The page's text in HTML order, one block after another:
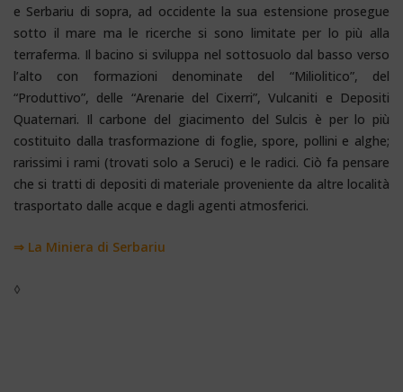
e Serbariu di sopra, ad occidente la sua estensione prosegue
sotto il mare ma le ricerche si sono limitate per lo più alla
terraferma. Il bacino si sviluppa nel sottosuolo dal basso verso
l’alto con formazioni denominate del “Miliolitico”, del
“Produttivo”, delle “Arenarie del Cixerri”, Vulcaniti e Depositi
Quaternari. Il carbone del giacimento del Sulcis è per lo più
costituito dalla trasformazione di foglie, spore, pollini e alghe;
rarissimi i rami (trovati solo a Seruci) e le radici. Ciò fa pensare
che si tratti di depositi di materiale proveniente da altre località
trasportato dalle acque e dagli agenti atmosferici.
⇒ La Miniera di Serbariu
◊